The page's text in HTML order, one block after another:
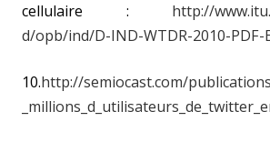
cellulaire : http://
d/opb/ind/D-IND-WTDR-2010-PDF-
10.http://semiocast.com/